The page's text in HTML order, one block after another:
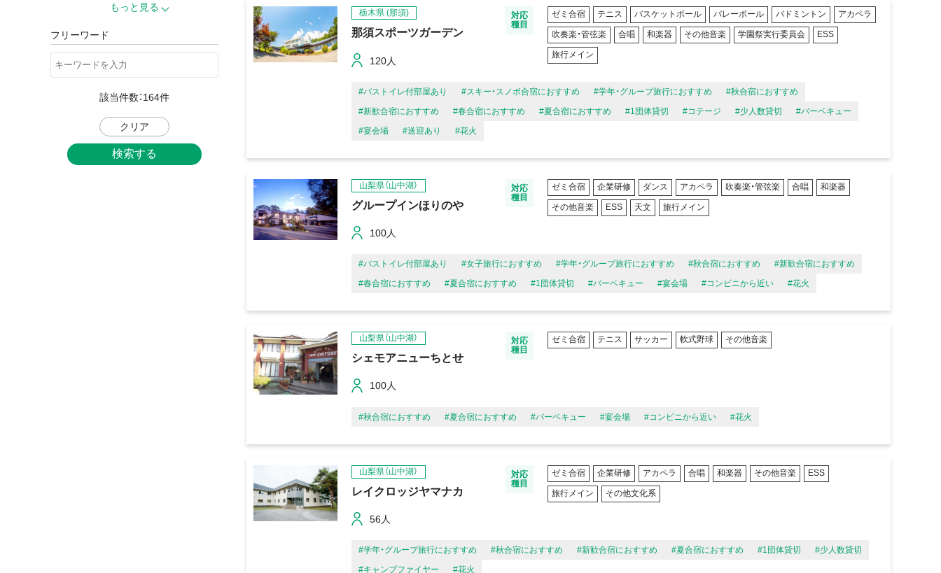
もっと見る
フリーワード
該当件数：164件
クリア
栃木県 (那須)
那須スポーツガーデン
120人
対応
種目
ゼミ合宿 テニス バスケットボール バレーボール バドミントン アカペラ
吹奏楽・管弦楽 合唱 和楽器 その他音楽 学園祭実行委員会 ESS
旅行メイン
#バストイレ付部屋あり #スキー・スノボ合宿におすすめ #学年・グループ旅行におすすめ
#秋合宿におすすめ
#新歓合宿におすすめ
#春合宿におすすめ #夏合宿におすすめ #1団体貸切 #コテージ #少人数貸切
#バーベキュー
#宴会場
#送迎あり #花火
山梨県（山中湖）
グループインほりのや
100人
対応
種目
ゼミ合宿 企業研修 ダンス アカペラ 吹奏楽・管弦楽 合唱 和楽器
その他音楽 ESS 天文 旅行メイン
#バストイレ付部屋あり #女子旅行におすすめ #学年・グループ旅行におすすめ #秋合宿におすすめ
#新歓合宿におすすめ
#春合宿におすすめ
#夏合宿におすすめ #1団体貸切 #バーベキュー #宴会場 #コンビニから近い #花火
山梨県（山中湖）
シェモアニューちとせ
100人
対応
種目
ゼミ合宿 テニス サッカー 軟式野球 その他音楽
#秋合宿におすすめ #夏合宿におすすめ #バーベキュー #宴会場 #コンビニから近い #花火
山梨県（山中湖）
レイクロッジヤマナカ
56人
対応
種目
ゼミ合宿 企業研修 アカペラ 合唱 和楽器 その他音楽 ESS
旅行メイン その他文化系
#学年・グループ旅行におすすめ #秋合宿におすすめ #新歓合宿におすすめ #夏合宿におすすめ #1団体貸切
#少人数貸切
#キャンプファイヤー
#花火